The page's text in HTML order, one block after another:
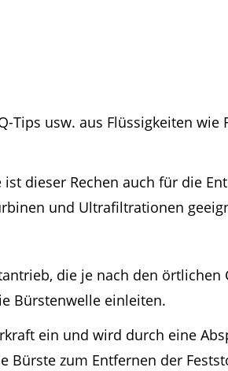
Tips usw. aus Flüssigkeiten wie
dieser Rechen auch für die
und Ultrafiltrationen
die je nach den örtlichen
Bürstenwelle einleiten.
ein und wird durch eine
zum Entfernen der